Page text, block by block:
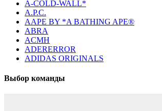
A-COLD-WALL*
A.P.C.
AAPE BY *A BATHING APE®
ABRA
ACMH
ADERERROR
ADIDAS ORIGINALS
Выбор команды